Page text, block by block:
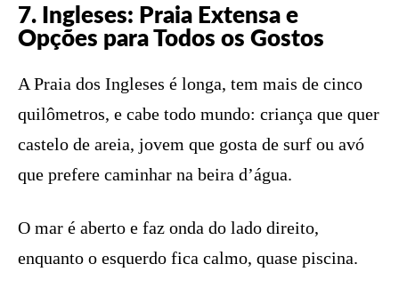
7. Ingleses: Praia Extensa e
Opções para Todos os Gostos
A Praia dos Ingleses é longa, tem mais de cinco
quilômetros, e cabe todo mundo: criança que quer
castelo de areia, jovem que gosta de surf ou avó
que prefere caminhar na beira d’água.
O mar é aberto e faz onda do lado direito,
enquanto o esquerdo fica calmo, quase piscina.